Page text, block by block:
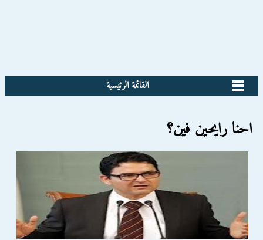
القائمة الرئيسية
احنا رايحين فين؟